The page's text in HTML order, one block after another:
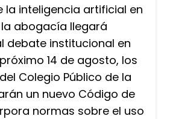
la inteligencia artificial en
abogacía llegará
debate institucional en
14 de agosto, los
Colegio Público de la
un nuevo Código de
normas sobre el uso